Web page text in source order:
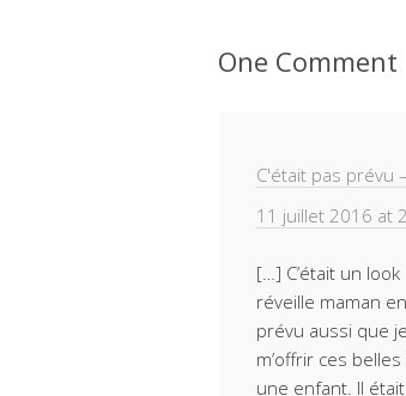
One Comment
C'était pas prévu
11 juillet 2016 at
[…] C’était un
réveille maman
prévu aussi que
m’offrir ces
une enfant. Il